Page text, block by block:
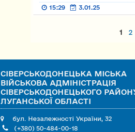
15:29 3.01.25
1 2
СІВЕРСЬКОДОНЕЦЬКА МІСЬКА
ВІЙСЬКОВА АДМІНІСТРАЦІЯ
СІВЕРСЬКОДОНЕЦЬКОГО
ЛУГАНСЬКОЇ ОБЛАСТІ
бул. Незалежності України, 32
(+380) 50-484-00-18